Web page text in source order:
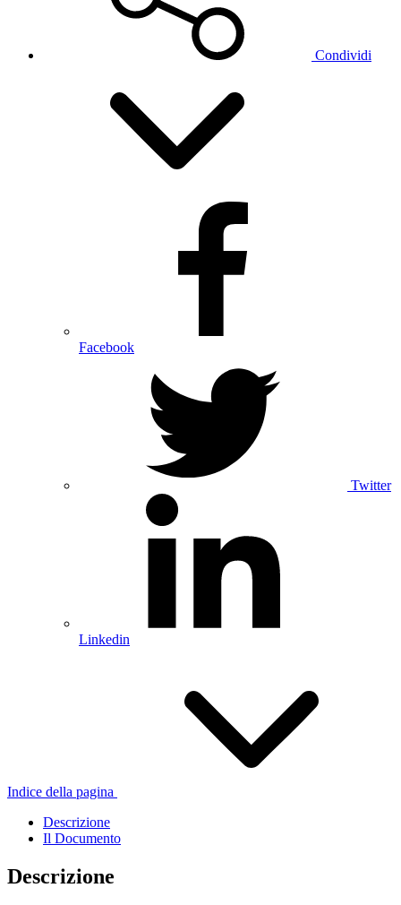
Condividi
Facebook
Twitter
Linkedin
Indice della pagina
Descrizione
Il Documento
Descrizione